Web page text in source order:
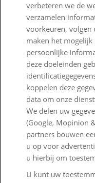
Nieuws
Voor de pers
PFZW Dichtbij
Werken bij PFZW
Responsible disclosure
Digitale
Goed Bezig
Werkgeversdesk
Veelgestelde vragen
verbeteren we de
verzamelen
voorkeuren, volgen
maken het mogelijk
persoonlijke
deze doeleinden
koppelen deze
data om onze
We delen uw
(Google, Mopinion
partners bouwen
u op voor
u hierbij om
U kunt uw